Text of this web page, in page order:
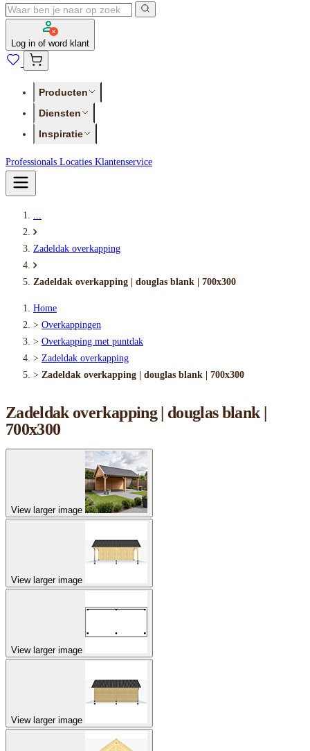
Log in of word klant
Producten
Diensten
Inspiratie
Professionals Locaties Klantenservice
...
Zadeldak overkapping
Zadeldak overkapping | douglas blank | 700x300
Home
> Overkappingen
> Overkapping met puntdak
> Zadeldak overkapping
> Zadeldak overkapping | douglas blank | 700x300
Zadeldak overkapping | douglas blank |
700x300
View larger image
View larger image
View larger image
View larger image